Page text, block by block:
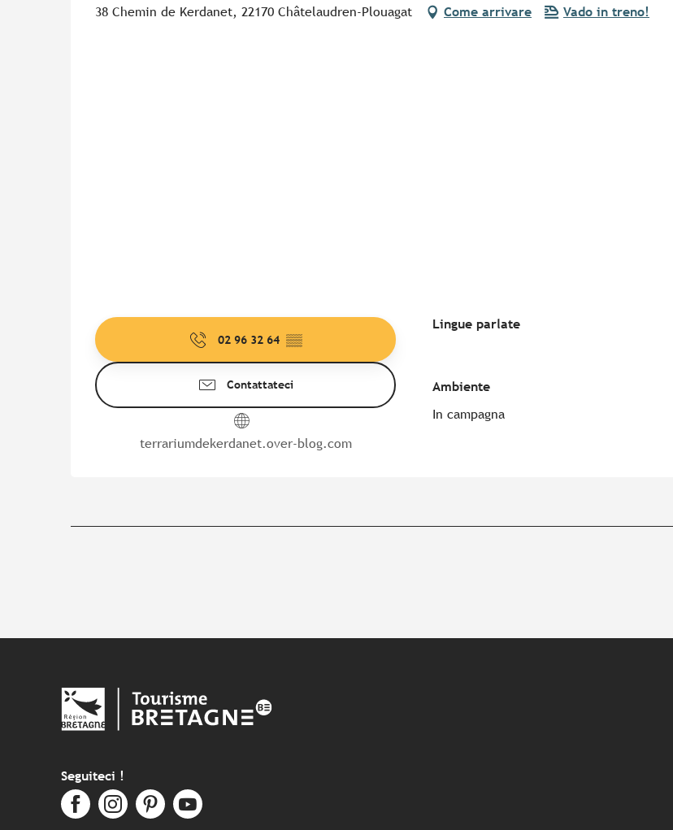
38 Chemin de Kerdanet, 22170 Châtelaudren-Plouagat Come arrivare Vado in treno!
02 96 32 64 ▒▒
Contattateci
terrariumdekerdanet.over-blog.com
Lingue parlate
Lingue parlate
Ambiente
Ambiente
In campagna
Seguiteci !